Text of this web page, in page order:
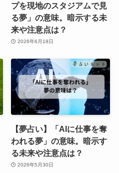
プを現地のスタジアムで見
る夢」の意味。暗示する未
来や注意点は？
2026年6月18日
【夢占い】「AIに仕事を奪
われる夢」の意味。暗示す
る未来や注意点は？
2026年5月30日